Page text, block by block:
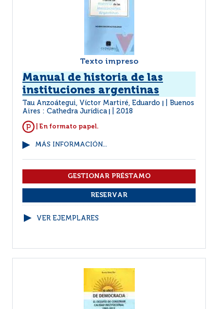
Texto impreso
Manual de historia de las
instituciones argentinas
Tau Anzoátegui, Víctor Martiré, Eduardo
Buenos
Aires : Cathedra Jurídica
2018
| En formato papel.
MÁS INFORMACIÓN...
VER EJEMPLARES